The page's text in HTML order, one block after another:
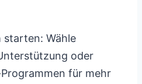
starten: Wähle
oder
für mehr